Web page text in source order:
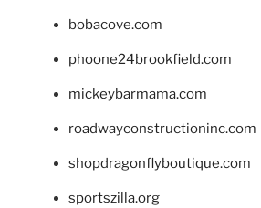
bobacove.com
phoone24brookfield.com
mickeybarmama.com
roadwayconstructioninc.com
shopdragonflyboutique.com
sportszilla.org